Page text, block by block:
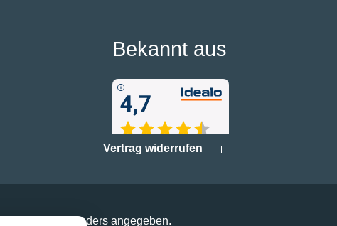
Bekannt aus
Vertrag widerrufen
wenn nicht anders angegeben.